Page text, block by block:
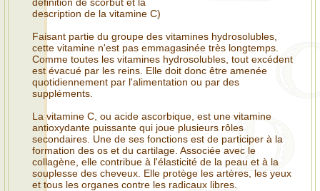
description de la vitamine C)
Faisant partie du groupe des vitamines hydrosolubles,
cette vitamine n'est pas emmagasinée très longtemps.
Comme toutes les vitamines hydrosolubles, tout excédent
est évacué par les reins. Elle doit donc être amenée
quotidiennement par l'alimentation ou par des
suppléments.
La vitamine C, ou acide ascorbique, est une vitamine
antioxydante puissante qui joue plusieurs rôles
secondaires. Une de ses fonctions est de participer à la
formation des os et du cartilage. Associée avec le
collagène, elle contribue à l'élasticité de la peau et à la
souplesse des cheveux. Elle protège les artères, les yeux
et tous les organes contre les radicaux libres.